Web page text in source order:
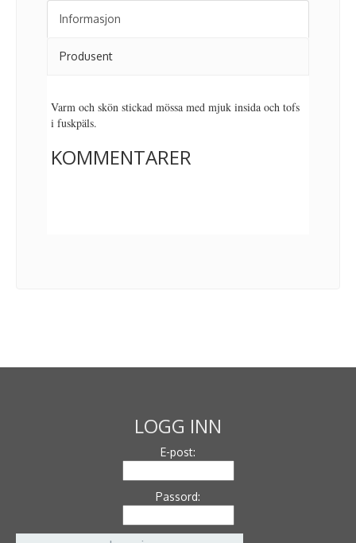
Informasjon
Produsent
Varm och skön stickad mössa med mjuk insida och tofs
i fuskpäls.
KOMMENTARER
LOGG INN
E-post:
Passord: